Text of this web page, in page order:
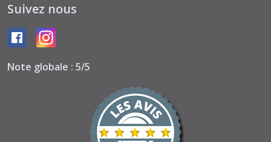
Suivez nous
Note globale : 5/5